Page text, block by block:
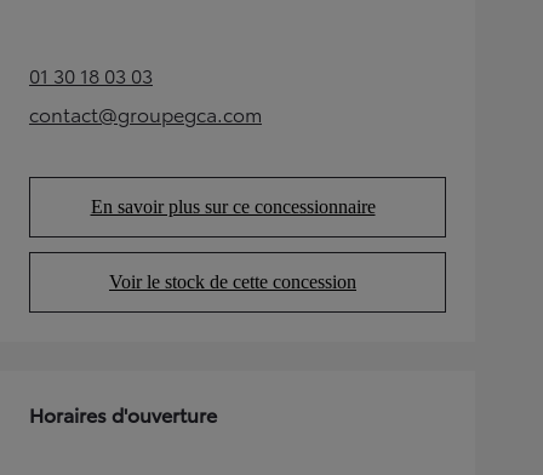
01 30 18 03 03(Opens in new tab)
contact@groupegca.com
(Opens in new tab)
En savoir plus sur ce concessionnaire
(Opens in new tab)
Voir le stock de cette concession
(Opens in new tab)
Horaires d'ouverture